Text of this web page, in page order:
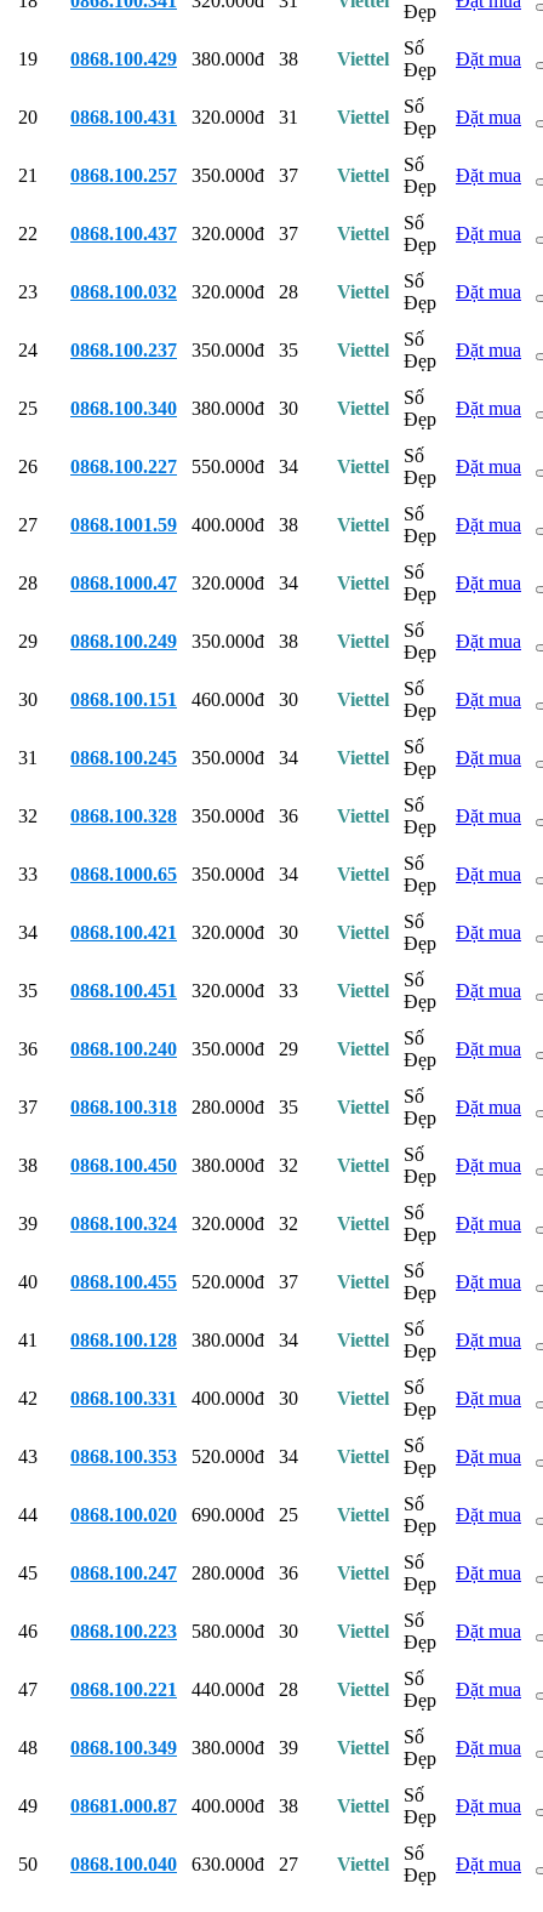
Đẹp
19 0868.100.429 380.000đ 38 Viettel
Số
Đẹp
Đặt mua
20 0868.100.431 320.000đ 31 Viettel
Số
Đẹp
Đặt mua
21 0868.100.257 350.000đ 37 Viettel
Số
Đẹp
Đặt mua
22 0868.100.437 320.000đ 37 Viettel
Số
Đẹp
Đặt mua
23 0868.100.032 320.000đ 28 Viettel
Số
Đẹp
Đặt mua
24 0868.100.237 350.000đ 35 Viettel
Số
Đẹp
Đặt mua
25 0868.100.340 380.000đ 30 Viettel
Số
Đẹp
Đặt mua
26 0868.100.227 550.000đ 34 Viettel
Số
Đẹp
Đặt mua
27 0868.1001.59 400.000đ 38 Viettel
Số
Đẹp
Đặt mua
28 0868.1000.47 320.000đ 34 Viettel
Số
Đẹp
Đặt mua
29 0868.100.249 350.000đ 38 Viettel
Số
Đẹp
Đặt mua
30 0868.100.151 460.000đ 30 Viettel
Số
Đẹp
Đặt mua
31 0868.100.245 350.000đ 34 Viettel
Số
Đẹp
Đặt mua
32 0868.100.328 350.000đ 36 Viettel
Số
Đẹp
Đặt mua
33 0868.1000.65 350.000đ 34 Viettel
Số
Đẹp
Đặt mua
34 0868.100.421 320.000đ 30 Viettel
Số
Đẹp
Đặt mua
35 0868.100.451 320.000đ 33 Viettel
Số
Đẹp
Đặt mua
36 0868.100.240 350.000đ 29 Viettel
Số
Đẹp
Đặt mua
37 0868.100.318 280.000đ 35 Viettel
Số
Đẹp
Đặt mua
38 0868.100.450 380.000đ 32 Viettel
Số
Đẹp
Đặt mua
39 0868.100.324 320.000đ 32 Viettel
Số
Đẹp
Đặt mua
40 0868.100.455 520.000đ 37 Viettel
Số
Đẹp
Đặt mua
41 0868.100.128 380.000đ 34 Viettel
Số
Đẹp
Đặt mua
42 0868.100.331 400.000đ 30 Viettel
Số
Đẹp
Đặt mua
43 0868.100.353 520.000đ 34 Viettel
Số
Đẹp
Đặt mua
44 0868.100.020 690.000đ 25 Viettel
Số
Đẹp
Đặt mua
45 0868.100.247 280.000đ 36 Viettel
Số
Đẹp
Đặt mua
46 0868.100.223 580.000đ 30 Viettel
Số
Đẹp
Đặt mua
47 0868.100.221 440.000đ 28 Viettel
Số
Đẹp
Đặt mua
48 0868.100.349 380.000đ 39 Viettel
Số
Đẹp
Đặt mua
49 08681.000.87 400.000đ 38 Viettel
Số
Đẹp
Đặt mua
50 0868.100.040 630.000đ 27 Viettel
Số
Đẹp
Đặt mua